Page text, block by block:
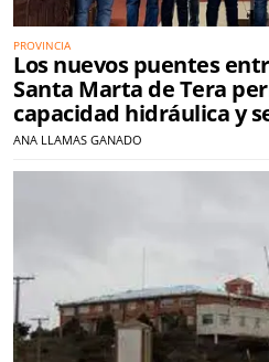
PROVINCIA
Los nuevos puentes
Santa Marta de Tera
capacidad hidráulica y
ANA LLAMAS GANADO